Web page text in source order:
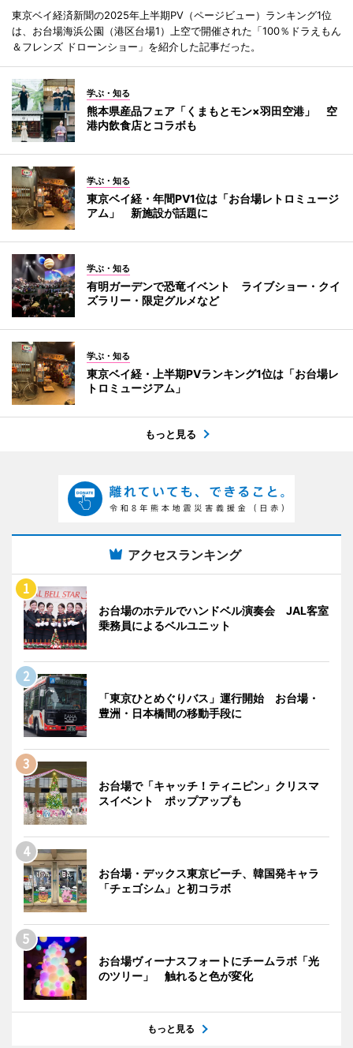
東京ベイ経済新聞の2025年上半期PV（ページビュー）ランキング1位
は、お台場海浜公園（港区台場1）上空で開催された「100％ドラえもん
＆フレンズ ドローンショー」を紹介した記事だった。
学ぶ・知る
熊本県産品フェア「くまもとモン×羽田空港」 空
港内飲食店とコラボも
学ぶ・知る
東京ベイ経・年間PV1位は「お台場レトロミュージ
アム」 新施設が話題に
学ぶ・知る
有明ガーデンで恐竜イベント ライブショー・クイ
ズラリー・限定グルメなど
学ぶ・知る
東京ベイ経・上半期PVランキング1位は「お台場レ
トロミュージアム」
もっと見る
アクセスランキング
お台場のホテルでハンドベル演奏会 JAL客室
乗務員によるベルユニット
「東京ひとめぐりバス」運行開始 お台場・
豊洲・日本橋間の移動手段に
お台場で「キャッチ！ティニピン」クリスマ
スイベント ポップアップも
お台場・デックス東京ビーチ、韓国発キャラ
「チェゴシム」と初コラボ
お台場ヴィーナスフォートにチームラボ「光
のツリー」 触れると色が変化
もっと見る